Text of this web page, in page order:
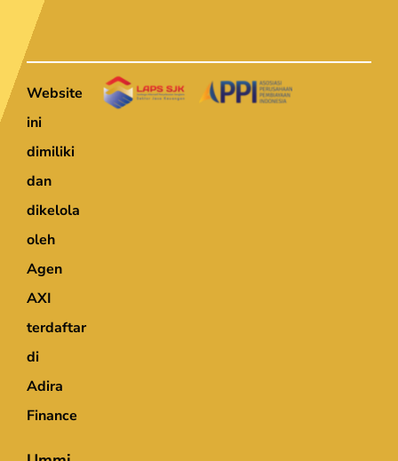
Website
ini
dimiliki
dan
dikelola
oleh
Agen
AXI
terdaftar
di
Adira
Finance